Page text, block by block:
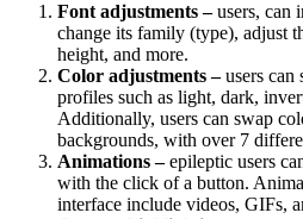
Font adjustments –users, can
change its family (type), adjust
height, and more.
Color adjustments –users can
profiles such as light, dark,
Additionally, users can swap
backgrounds, with over 7
Animations –epileptic users
with the click of a button.
interface include videos, GIFs,